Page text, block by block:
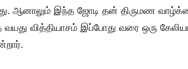
ஆனாலும் இந்த ஜோடி தன் திருமண
வயது வித்தியாசம் இப்போது வரை ஒரு